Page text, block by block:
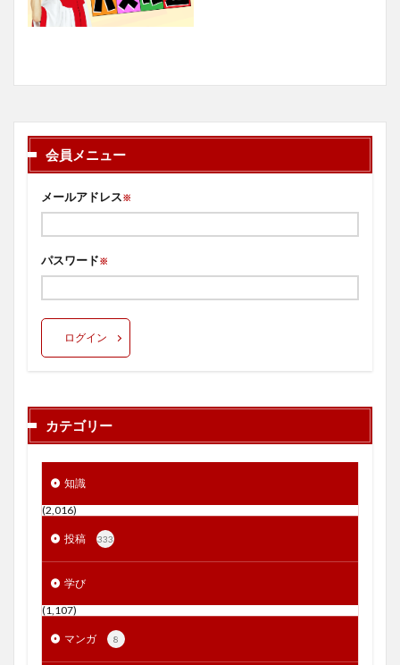
会員メニュー
メールアドレス※
パスワード※
ログイン
カテゴリー
知識
(2,016)
投稿 333
学び
(1,107)
マンガ 8